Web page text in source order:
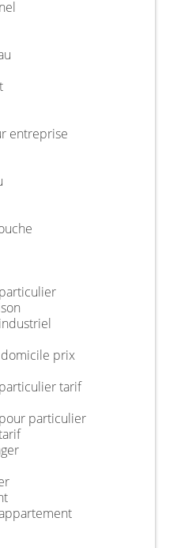
entreprise
domicile prix
tarif
particulier